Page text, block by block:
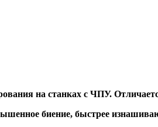
на станках с ЧПУ.
биение, быстрее